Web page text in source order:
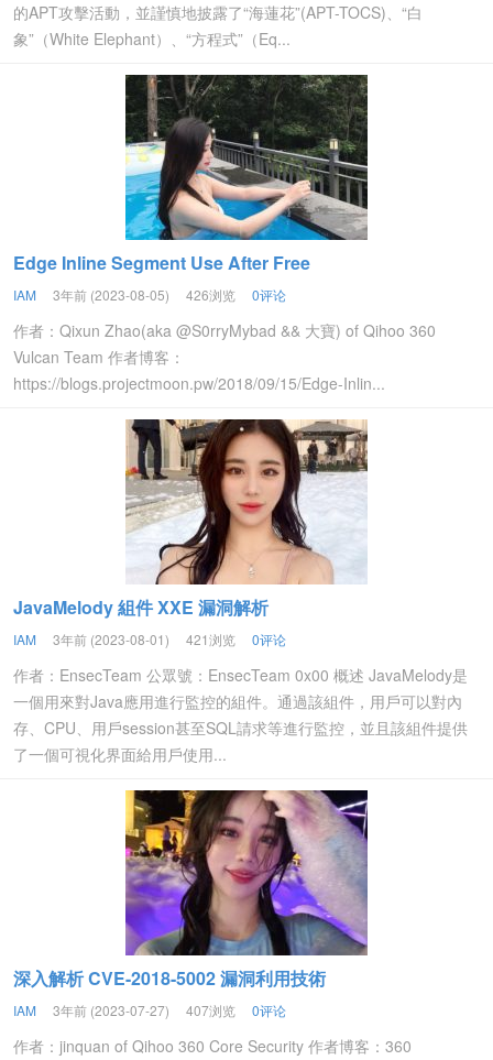
的APT攻擊活動，並謹慎地披露了“海蓮花”(APT-TOCS)、“白
象”（White Elephant）、“方程式”（Eq...
Edge Inline Segment Use After Free
IAM 3年前 (2023-08-05) 426浏览 0评论
作者：Qixun Zhao(aka @S0rryMybad && 大寶) of Qihoo 360
Vulcan Team 作者博客：
https://blogs.projectmoon.pw/2018/09/15/Edge-Inlin...
JavaMelody 組件 XXE 漏洞解析
IAM 3年前 (2023-08-01) 421浏览 0评论
作者：EnsecTeam 公眾號：EnsecTeam 0x00 概述 JavaMelody是
一個用來對Java應用進行監控的組件。通過該組件，用戶可以對內
存、CPU、用戶session甚至SQL請求等進行監控，並且該組件提供
了一個可視化界面給用戶使用...
深入解析 CVE-2018-5002 漏洞利用技術
IAM 3年前 (2023-07-27) 407浏览 0评论
作者：jinquan of Qihoo 360 Core Security 作者博客：360